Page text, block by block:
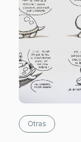
Otras